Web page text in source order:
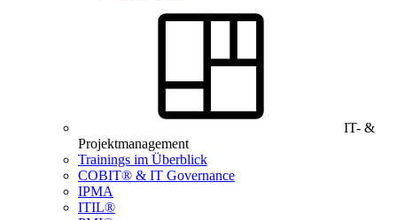
IT- &
Projektmanagement
Trainings im Überblick
COBIT® & IT Governance
IPMA
ITIL®